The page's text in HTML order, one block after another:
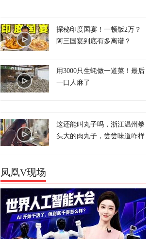
探秘印度国宴！一顿饭2万？
阿三国宴到底有多离谱？
用3000只生蚝做一道菜！最后
一口人麻了
这还能叫丸子吗，浙江温州拳
头大的肉丸子，尝尝味道咋样
凤凰V现场